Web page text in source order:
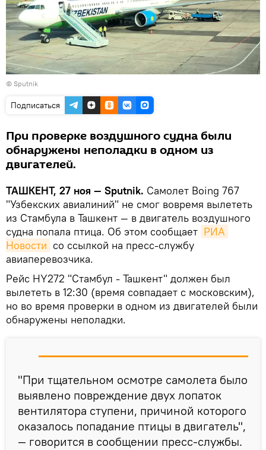
© Sputnik
Подписаться
При проверке воздушного судна были
обнаружены неполадки в одном из
двигателей.
ТАШКЕНТ, 27 ноя — Sputnik. Самолет Boing 767
"Узбекских авиалиний" не смог вовремя вылететь
из Стамбула в Ташкент — в двигатель воздушного
судна попала птица. Об этом сообщает РИА
Новости со ссылкой на пресс-службу
авиаперевозчика.
Рейс HY272 "Стамбул - Ташкент" должен был
вылететь в 12:30 (время совпадает с московским),
но во время проверки в одном из двигателей были
обнаружены неполадки.
"При тщательном осмотре самолета было
выявлено повреждение двух лопаток
вентилятора ступени, причиной которого
оказалось попадание птицы в двигатель",
— говорится в сообщении пресс-службы.